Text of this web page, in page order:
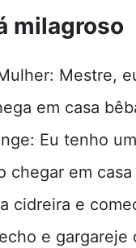
milagroso
Mestre,
em casa
Eu tenho
chegar em
cidreira e
e